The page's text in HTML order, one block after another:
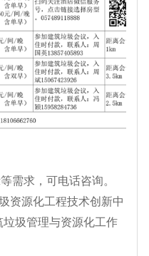
需求，可电话咨询。
资源化工程技术创新中
圾管理与资源化工作